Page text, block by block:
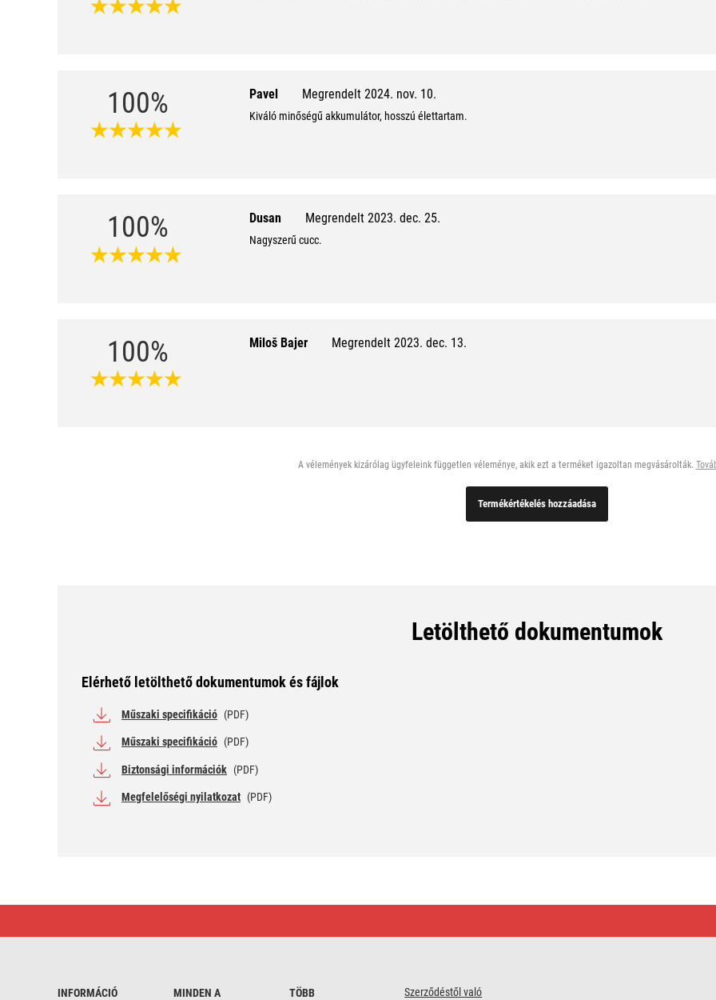
0
/
100% Pavel Megrendelt 2024. nov. 10.
Kiváló minőségű akkumulátor, hosszú élettartam.
100% Dusan Megrendelt 2023. dec. 25.
Nagyszerű cucc.
100% Miloš Bajer Megrendelt 2023. dec. 13.
A vélemények kizárólag ügyfeleink független véleménye, akik ezt a terméket igazoltan megvásárolták.
Termékértékelés hozzáadása
Letölthető dokumentumok
Elérhető letölthető dokumentumok és fájlok
Műszaki specifikáció (PDF)
Műszaki specifikáció (PDF)
Biztonsági információk (PDF)
Megfelelőségi nyilatkozat (PDF)
gombelem
INFORMÁCIÓ
MINDEN A TÖBB
Szerződéstől való